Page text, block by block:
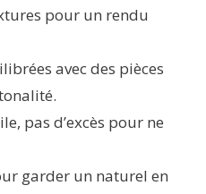
pour un rendu
avec des pièces
pas d’excès pour ne
garder un naturel en